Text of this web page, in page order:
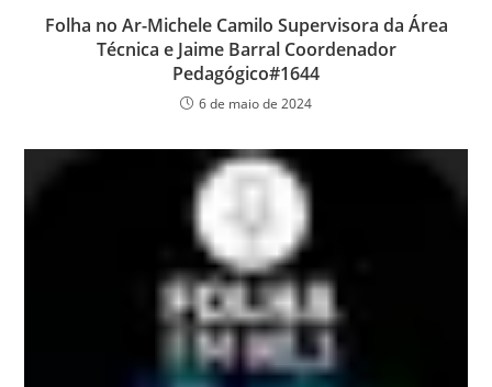
Folha no Ar-Michele Camilo Supervisora da Área
Técnica e Jaime Barral Coordenador
Pedagógico#1644
6 de maio de 2024